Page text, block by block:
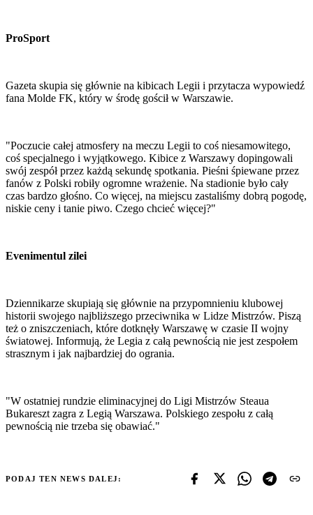
ProSport
Gazeta skupia się głównie na kibicach Legii i przytacza wypowiedź
fana Molde FK, który w środę gościł w Warszawie.
"Poczucie całej atmosfery na meczu Legii to coś niesamowitego,
coś specjalnego i wyjątkowego. Kibice z Warszawy dopingowali
swój zespół przez każdą sekundę spotkania. Pieśni śpiewane przez
fanów z Polski robiły ogromne wrażenie. Na stadionie było cały
czas bardzo głośno. Co więcej, na miejscu zastaliśmy dobrą pogodę,
niskie ceny i tanie piwo. Czego chcieć więcej?"
Evenimentul zilei
Dziennikarze skupiają się głównie na przypomnieniu klubowej
historii swojego najbliższego przeciwnika w Lidze Mistrzów. Piszą
też o zniszczeniach, które dotknęły Warszawę w czasie II wojny
światowej. Informują, że Legia z całą pewnością nie jest zespołem
strasznym i jak najbardziej do ogrania.
"W ostatniej rundzie eliminacyjnej do Ligi Mistrzów Steaua
Bukareszt zagra z Legią Warszawa. Polskiego zespołu z całą
pewnością nie trzeba się obawiać."
PODAJ TEN NEWS DALEJ: